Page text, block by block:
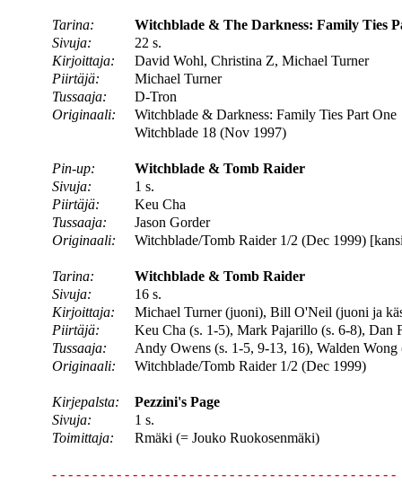
Tarina:
Witchblade & The Darkness: Family Ties
Sivuja:
22 s.
Kirjoittaja:
David Wohl, Christina Z, Michael Turner
Piirtäjä:
Michael Turner
Tussaaja:
D-Tron
Originaali:
Witchblade & Darkness: Family Ties Part One
Witchblade 18 (Nov 1997)
Pin-up:
Witchblade & Tomb Raider
Sivuja:
1 s.
Piirtäjä:
Keu Cha
Tussaaja:
Jason Gorder
Originaali:
Witchblade/Tomb Raider 1/2 (Dec 1999)
Tarina:
Witchblade & Tomb Raider
Sivuja:
16 s.
Kirjoittaja:
Michael Turner (juoni), Bill O'Neil (juoni ja
Piirtäjä:
Keu Cha (s. 1-5), Mark Pajarillo (s. 6-8), Dan
Tussaaja:
Andy Owens (s. 1-5, 9-13, 16), Walden Wong
Originaali:
Witchblade/Tomb Raider 1/2 (Dec 1999)
Kirjepalsta:
Pezzini's Page
Sivuja:
1 s.
Toimittaja:
Rmäki (= Jouko Ruokosenmäki)
- - - - - - - - - - - - - - - - - - - - - - - - - - - - - - - - - - - - - - - - - - -